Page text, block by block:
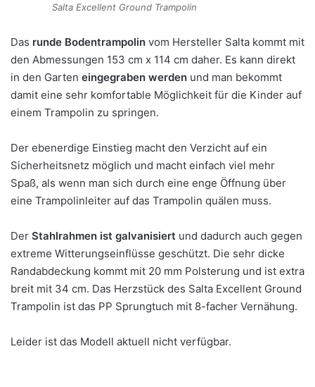
Salta Excellent Ground Trampolin
Das runde Bodentrampolin vom Hersteller Salta kommt mit
den Abmessungen 153 cm x 114 cm daher. Es kann direkt
in den Garten eingegraben werden und man bekommt
damit eine sehr komfortable Möglichkeit für die Kinder auf
einem Trampolin zu springen.
Der ebenerdige Einstieg macht den Verzicht auf ein
Sicherheitsnetz möglich und macht einfach viel mehr
Spaß, als wenn man sich durch eine enge Öffnung über
eine Trampolinleiter auf das Trampolin quälen muss.
Der Stahlrahmen ist galvanisiert und dadurch auch gegen
extreme Witterungseinflüsse geschützt. Die sehr dicke
Randabdeckung kommt mit 20 mm Polsterung und ist extra
breit mit 34 cm. Das Herzstück des Salta Excellent Ground
Trampolin ist das PP Sprungtuch mit 8-facher Vernähung.
Leider ist das Modell aktuell nicht verfügbar.